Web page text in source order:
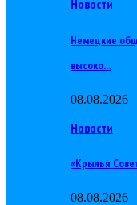
Новости
Немецкие
высоко…
08.08.2026
Новости
«Крылья
08.08.2026